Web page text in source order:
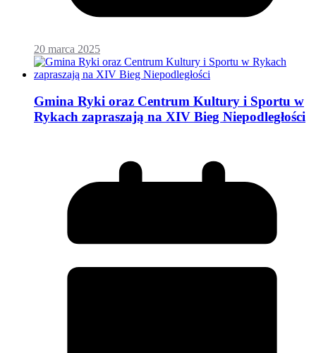
20 marca 2025
Gmina Ryki oraz Centrum Kultury i Sportu w
Rykach zapraszają na XIV Bieg Niepodległości